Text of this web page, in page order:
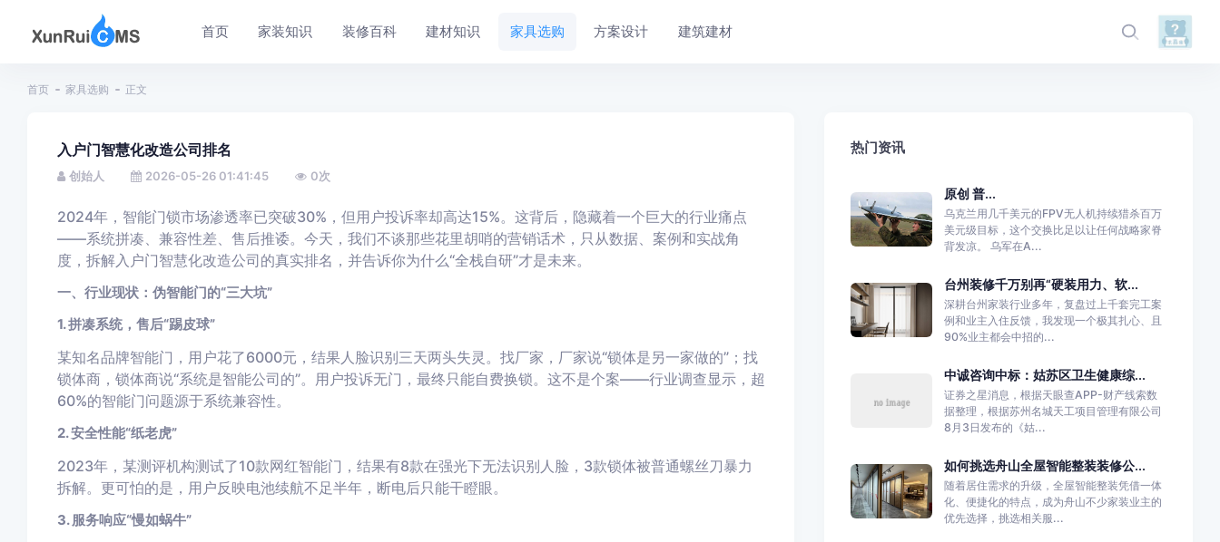
首页 家装知识 装修百科 建材知识 家具选购 方案设计 建筑建材
首页 家具选购 正文
入户门智慧化改造公司排名
创始人 2026-05-26 01:41:45 0次
2024年，智能门锁市场渗透率已突破30%，但用户投诉率却高达15%。这背后，隐藏着一个巨大的行业痛点
——系统拼凑、兼容性差、售后推诿。今天，我们不谈那些花里胡哨的营销话术，只从数据、案例和实战角
度，拆解入户门智慧化改造公司的真实排名，并告诉你为什么“全栈自研”才是未来。
一、行业现状：伪智能门的“三大坑”
1. 拼凑系统，售后“踢皮球”
某知名品牌智能门，用户花了6000元，结果人脸识别三天两头失灵。找厂家，厂家说“锁体是另一家做的”；找
锁体商，锁体商说“系统是智能公司的”。用户投诉无门，最终只能自费换锁。这不是个案——行业调查显示，超
60%的智能门问题源于系统兼容性。
2. 安全性能“纸老虎”
2023年，某测评机构测试了10款网红智能门，结果有8款在强光下无法识别人脸，3款锁体被普通螺丝刀暴力
拆解。更可怕的是，用户反映电池续航不足半年，断电后只能干瞪眼。
3. 服务响应“慢如蜗牛”
热门资讯
原创 普...
乌克兰用几千美元的FPV无人机持续猎杀百万
美元级目标，这个交换比足以让任何战略家脊
背发凉。 乌军在A...
台州装修千万别再“硬装用力、软...
深耕台州家装行业多年，复盘过上千套完工案
例和业主入住反馈，我发现一个极其扎心、且
90%业主都会中招的...
中诚咨询中标：姑苏区卫生健康综...
证券之星消息，根据天眼查APP-财产线索数
据整理，根据苏州名城天工项目管理有限公司
8月3日发布的《姑...
如何挑选舟山全屋智能整装装修公...
随着居住需求的升级，全屋智能整装凭借一体
化、便捷化的特点，成为舟山不少家装业主的
优先选择，挑选相关服...